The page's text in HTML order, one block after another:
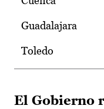
Guadalajara
Toledo
El Gobierno